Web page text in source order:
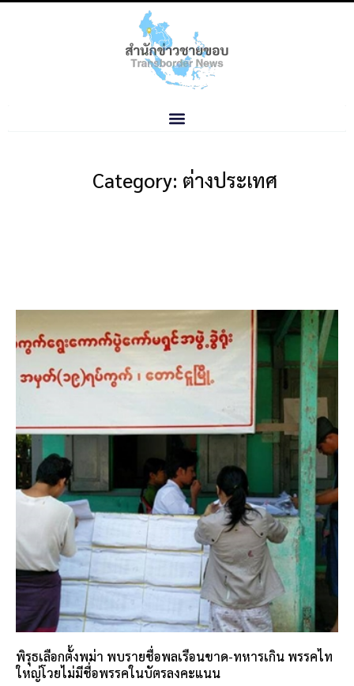
Category: ต่างประเทศ
พิรุธเลือกตั้งพม่า พบรายชื่อพลเรือนขาด-ทหารเกิน พรรคไท
ใหญ่โวยไม่มีชื่อพรรคในบัตรลงคะแนน